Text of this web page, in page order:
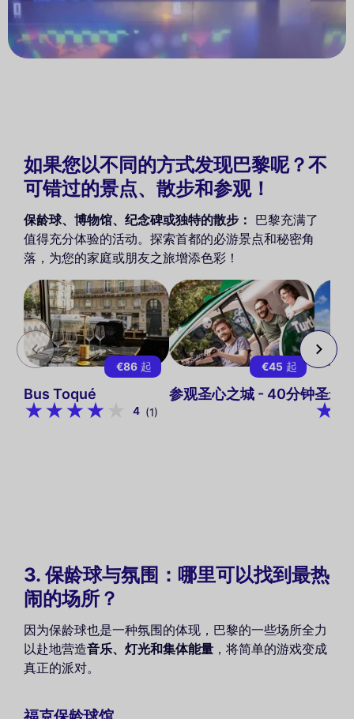
如果您以不同的方式发现巴黎呢？不
可错过的景点、散步和参观！
保龄球、博物馆、纪念碑或独特的散步： 巴黎充满了
值得充分体验的活动。探索首都的必游景点和秘密角
落，为您的家庭或朋友之旅增添色彩！
€86 起
Bus Toqué
4 (1)
€45 起
参观圣心之城 - 40分钟圣米
3. 保龄球与氛围：哪里可以找到最热
闹的场所？
因为保龄球也是一种氛围的体现，巴黎的一些场所全力
以赴地营造音乐、灯光和集体能量 ，将简单的游戏变成
真正的派对。